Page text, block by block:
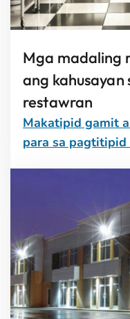
Mga madaling
ang kahusayan
restawran
Makatipid gamit
para sa pagtitipid